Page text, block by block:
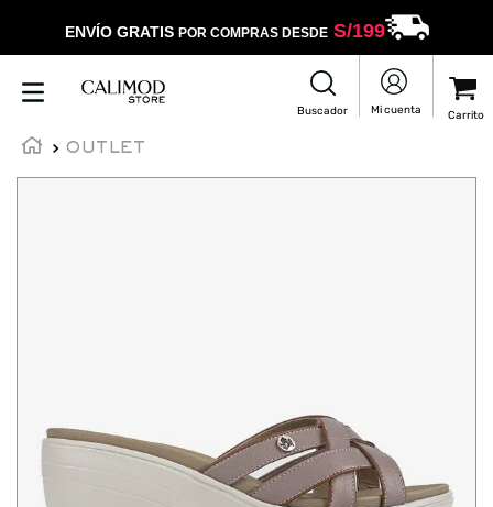
ENVÍO GRATIS POR COMPRAS DESDES/199
OUTLET